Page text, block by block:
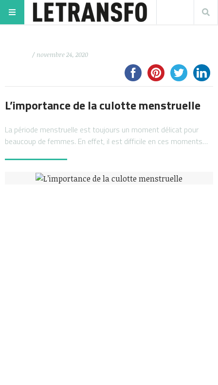
/ novembre 24, 2020
L’importance de la culotte menstruelle
La période menstruelle est toujours un moment délicat pour
beaucoup de femmes. En effet, il est difficile en ces moments…